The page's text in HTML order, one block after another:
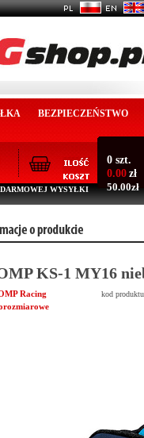
BEZPIECZEŃSTWO
0 szt.
0.00 zł
WYSYŁKI 50.00zł
KS-1 MY16
Racing
kod